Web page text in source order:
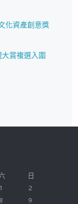
化資產創意獎
大賞複選入圍
日
1
2
8 9